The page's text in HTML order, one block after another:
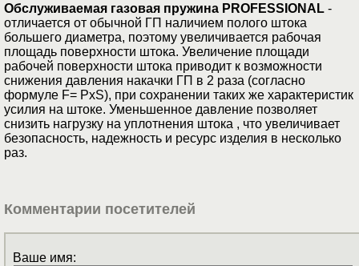
Обслуживаемая газовая пружина PROFESSIONAL -
отличается от обычной ГП наличием полого штока
большего диаметра, поэтому увеличивается рабочая
площадь поверхности штока. Увеличение площади
рабочей поверхности штока приводит к возможности
снижения давления накачки ГП в 2 раза (согласно
формуле F= PxS), при сохранении таких же характеристик
усилия на штоке. Уменьшенное давление позволяет
снизить нагрузку на уплотнения штока , что увеличивает
безопасность, надежность и ресурс изделия в несколько
раз.
Комментарии посетителей
Ваше имя: